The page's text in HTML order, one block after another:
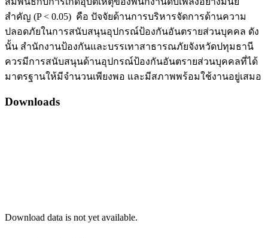
สำคัญ (P < 0.05) คือ ปัจจัยด้านการบริหารจัดการด้านความ
ปลอดภัยในการสนับสนุนอุปกรณ์ป้องกันอันตรายส่วนบุคคล ดัง
นั้น สำนักงานป้องกันและบรรเทาสาธารณภัยจังหวัดปทุมธานี
ควรมีการสนับสนุนด้านอุปกรณ์ป้องกันอันตรายส่วนบุคคลที่ได้
มาตรฐานให้มีจำนวนเพียงพอ และมีสภาพพร้อมใช้งานอยู่เสมอ
Downloads
Download data is not yet available.